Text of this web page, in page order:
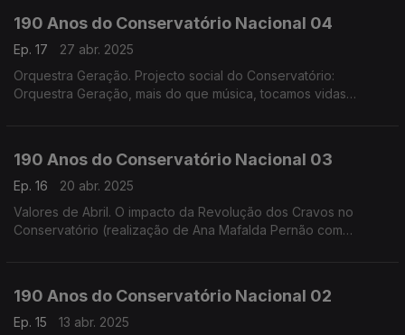
190 Anos do Conservatório Nacional 04
Ep. 17
27 abr. 2025
Orquestra Geração. Projecto social do Conservatório:
Orquestra Geração, mais do que música, tocamos vidas
190 Anos do Conservatório Nacional 03
Ep. 16
20 abr. 2025
Valores de Abril. O impacto da Revolução dos Cravos no
Conservatório (realização de Ana Mafalda Pernão com
190 Anos do Conservatório Nacional 02
Ep. 15
13 abr. 2025